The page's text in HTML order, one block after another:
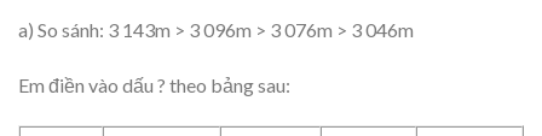
a) So sánh: 3 143m > 3 096m > 3 076m > 3 046m
Em điền vào dấu ? theo bảng sau: